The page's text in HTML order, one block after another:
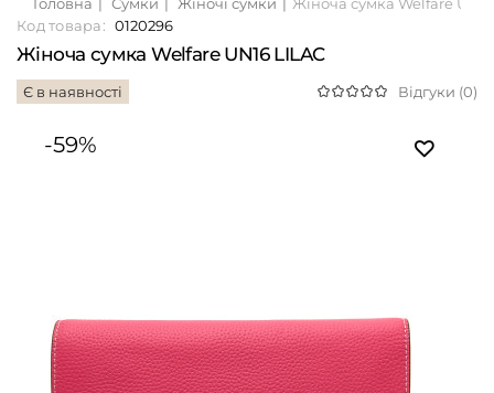
Код товара: 0120296
Жіноча сумка Welfare UN16 LILAC
Є в наявності Відгуки (0)
-59%